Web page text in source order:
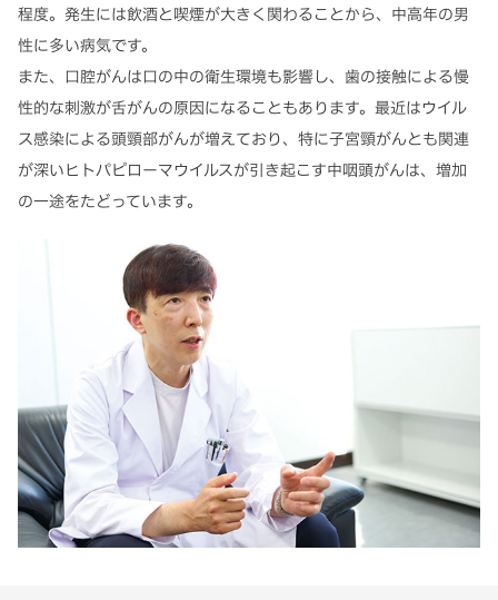
程度。発生には飲酒と喫煙が大きく関わることから、中高年の男
性に多い病気です。
また、口腔がんは口の中の衛生環境も影響し、歯の接触による慢
性的な刺激が舌がんの原因になることもあります。最近はウイル
ス感染による頭頸部がんが増えており、特に子宮頸がんとも関連
が深いヒトパピローマウイルスが引き起こす中咽頭がんは、増加
の一途をたどっています。